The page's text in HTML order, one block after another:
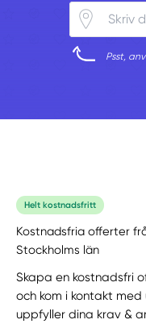
Psst,
Helt kostnadsfritt
Kostnadsfria offerter
Stockholms län
Skapa en kostnadsfri
och kom i kontakt
uppfyller dina krav &